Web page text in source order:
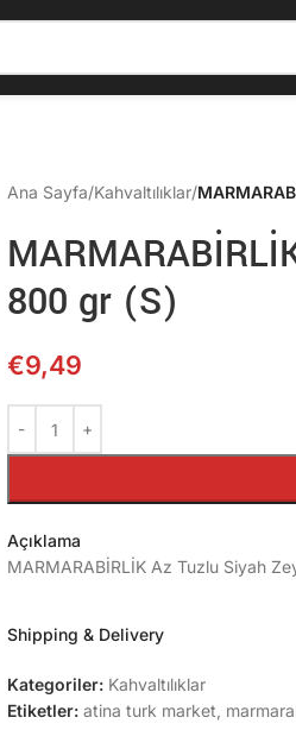
Ana Sayfa/Kahvaltılıklar/
800 gr (S)
€9,49
Açıklama
MARMARABİRLİK Az Tuzlu Siyah
Shipping & Delivery
Kategoriler: Kahvaltılıklar
Etiketler: atina turk market